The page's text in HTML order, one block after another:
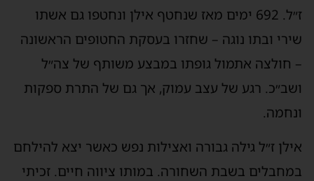
ז״ל. 692 ימים מאז שנחטף אילן ונחטפו גם אשתו
שירי ובתו נוגה – שחזרו בעסקת החטופים הראשונה
– חולצה אתמול גופתו במבצע משותף של צה״ל
ושב״כ. רגע של עצב עמוק, אך גם של התרת ספקות
ונחמה.
אילן ז״ל גילה גבורה ואצילות נפש כאשר יצא להילחם
במחבלים בשבת השחורה. במותו ציווה חיים. זכיתי